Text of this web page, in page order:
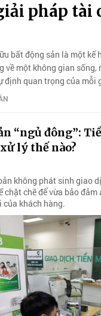
pháp tài
bất động sản là một kế
về một không gian sống,
định quan trọng của mỗi
“ngủ đông”:
lý thế nào?
không phát sinh giao
chặt chẽ để vừa bảo đảm
của khách hàng.